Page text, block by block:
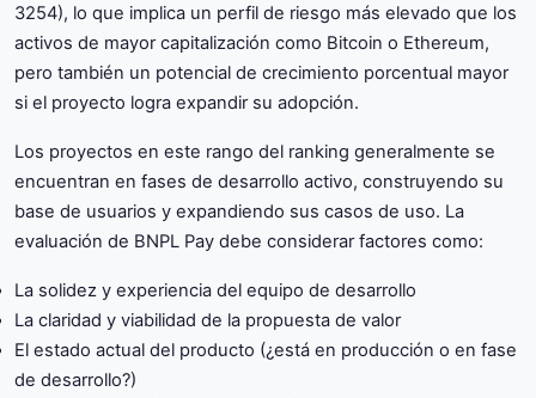
3254), lo que implica un perfil de riesgo más elevado que los
activos de mayor capitalización como Bitcoin o Ethereum,
pero también un potencial de crecimiento porcentual mayor
si el proyecto logra expandir su adopción.
Los proyectos en este rango del ranking generalmente se
encuentran en fases de desarrollo activo, construyendo su
base de usuarios y expandiendo sus casos de uso. La
evaluación de BNPL Pay debe considerar factores como:
La solidez y experiencia del equipo de desarrollo
La claridad y viabilidad de la propuesta de valor
El estado actual del producto (¿está en producción o en fase
de desarrollo?)